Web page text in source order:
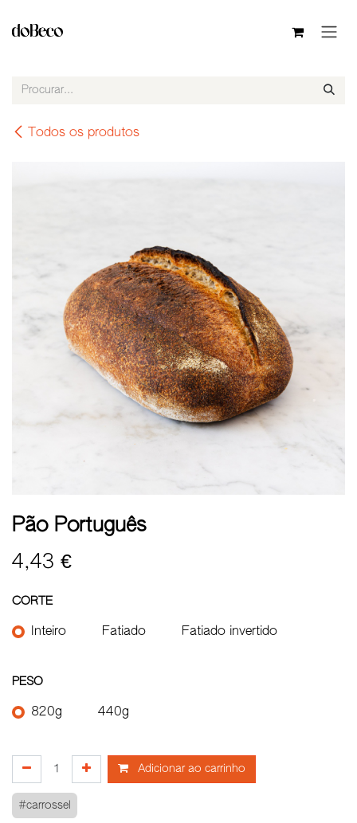
Todos os produtos
Pão Português
4,43 €
CORTE
Inteiro Fatiado Fatiado invertido
PESO
820g 440g
Adicionar ao carrinho
#carrossel